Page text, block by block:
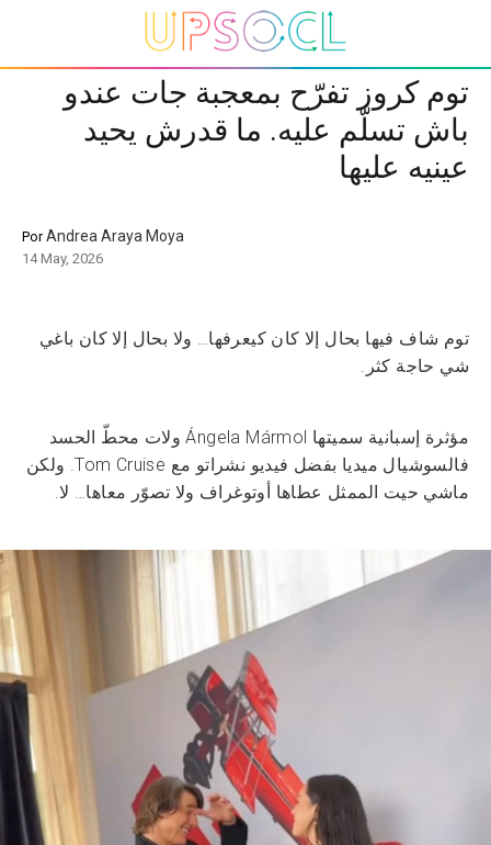
توم كروز تفرّح بمعجبة جات عندو
باش تسلّم عليه. ما قدرش يحيد
عينيه عليها
PorAndrea Araya Moya
14 May, 2026
توم شاف فيها بحال إلا كان كيعرفها… ولا بحال إلا كان باغي
شي حاجة كثر.
مؤثرة إسبانية سميتها Ángela Mármol ولات محطّ الحسد
فالسوشيال ميديا بفضل فيديو نشراتو مع Tom Cruise. ولكن
ماشي حيت الممثل عطاها أوتوغراف ولا تصوّر معاها… لا.